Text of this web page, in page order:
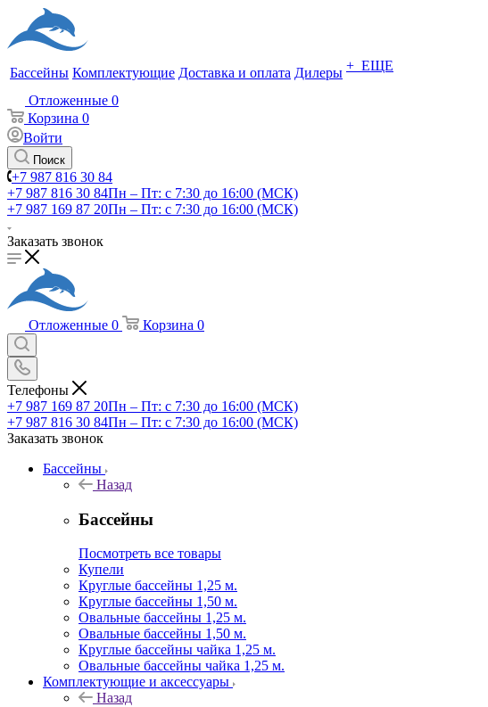
Бассейны Комплектующие Доставка и оплата Дилеры + ЕЩЕ
Отложенные 0
Корзина 0
Войти
Поиск
+7 987 816 30 84
+7 987 816 30 84Пн – Пт: с 7:30 до 16:00 (МСК)
+7 987 169 87 20Пн – Пт: с 7:30 до 16:00 (МСК)
Заказать звонок
Отложенные 0 Корзина 0
Телефоны
+7 987 169 87 20Пн – Пт: с 7:30 до 16:00 (МСК)
+7 987 816 30 84Пн – Пт: с 7:30 до 16:00 (МСК)
Заказать звонок
Бассейны
Назад
Бассейны
Посмотреть все товары
Купели
Круглые бассейны 1,25 м.
Круглые бассейны 1,50 м.
Овальные бассейны 1,25 м.
Овальные бассейны 1,50 м.
Круглые бассейны чайка 1,25 м.
Овальные бассейны чайка 1,25 м.
Комплектующие и аксессуары
Назад